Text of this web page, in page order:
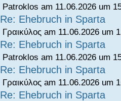
Patroklos am 11.06.2026 um
Re: Ehebruch in Sparta
Γραικύλος am 11.06.2026 um
Re: Ehebruch in Sparta
Patroklos am 11.06.2026 um
Re: Ehebruch in Sparta
Γραικύλος am 11.06.2026 um
Re: Ehebruch in Sparta